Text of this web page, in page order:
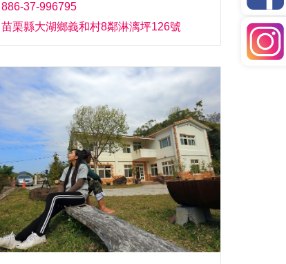
886-37-996795
苗栗縣大湖鄉義和村8鄰淋漓坪126號